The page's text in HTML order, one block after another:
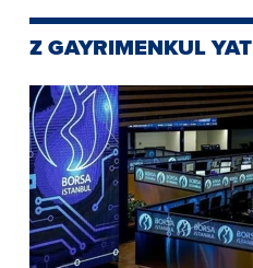
Z GAYRIMENKUL